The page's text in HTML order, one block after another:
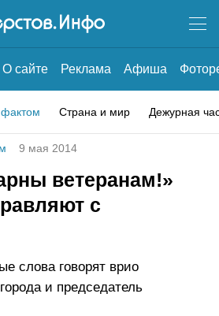
О сайте Реклама Афиша
Страна и мир Дежурная
9 мая 2014
ветеранам!»
с
слова говорят врио
и председатель